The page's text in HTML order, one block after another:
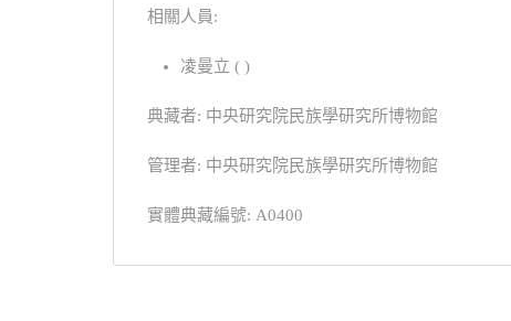
相關人員:
凌曼立 ( )
典藏者: 中央研究院民族學研究所博物館
管理者: 中央研究院民族學研究所博物館
實體典藏編號: A0400